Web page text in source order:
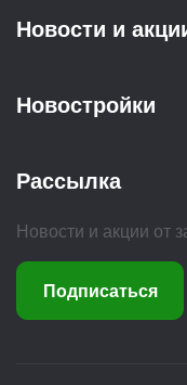
Новости и
Новостройки
Рассылка
Новости и акции от
Подписаться